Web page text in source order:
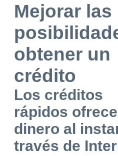
Mejorar las
obtener un
crédito
Los créditos
rápidos
dinero al
través de